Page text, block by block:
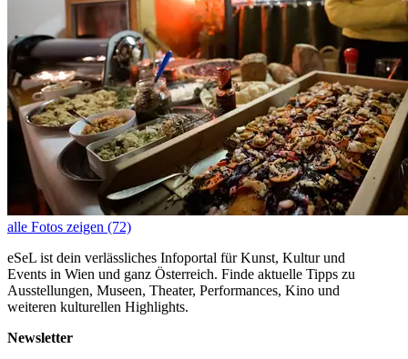
alle Fotos zeigen (72)
eSeL ist dein verlässliches Infoportal für Kunst, Kultur und
Events in Wien und ganz Österreich. Finde aktuelle Tipps zu
Ausstellungen, Museen, Theater, Performances, Kino und
weiteren kulturellen Highlights.
Newsletter